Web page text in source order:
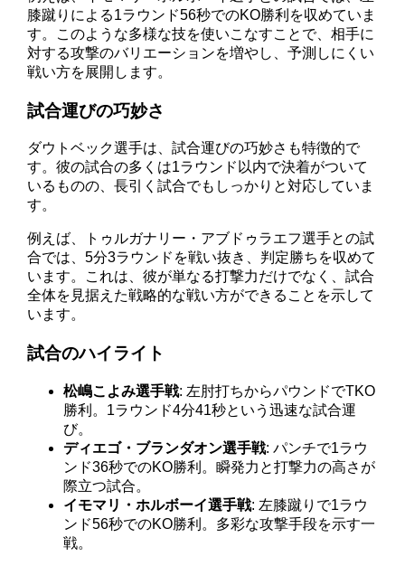
膝蹴りによる1ラウンド56秒でのKO勝利を収めていま
す。このような多様な技を使いこなすことで、相手に
対する攻撃のバリエーションを増やし、予測しにくい
戦い方を展開します。
試合運びの巧妙さ
ダウトベック選手は、試合運びの巧妙さも特徴的で
す。彼の試合の多くは1ラウンド以内で決着がついて
いるものの、長引く試合でもしっかりと対応していま
す。
例えば、トゥルガナリー・アブドゥラエフ選手との試
合では、5分3ラウンドを戦い抜き、判定勝ちを収めて
います。これは、彼が単なる打撃力だけでなく、試合
全体を見据えた戦略的な戦い方ができることを示して
います。
試合のハイライト
松嶋こよみ選手戦: 左肘打ちからパウンドでTKO
勝利。1ラウンド4分41秒という迅速な試合運
び。
ディエゴ・ブランダオン選手戦: パンチで1ラウ
ンド36秒でのKO勝利。瞬発力と打撃力の高さが
際立つ試合。
イモマリ・ホルボーイ選手戦: 左膝蹴りで1ラウ
ンド56秒でのKO勝利。多彩な攻撃手段を示す一
戦。